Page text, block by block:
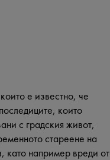
е известно, че
които
с градския живот,
стареене на
като например вреди от